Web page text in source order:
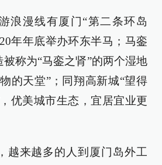
浪漫线有厦门“第二条环岛
年年底举办环东半马；马銮
称为“马銮之肾”的两个湿地
的天堂”；同翔高新城“望得
优美城市生态，宜居宜业更
越来越多的人到厦门岛外工